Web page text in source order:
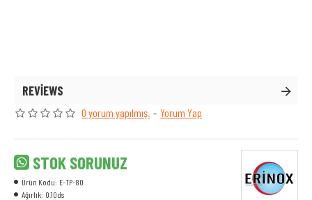
REVIEWS
0 yorum yapılmış. - Yorum Yap
STOK SORUNUZ
Ürün Kodu: E-TP-80
Ağırlık: 0.10ds